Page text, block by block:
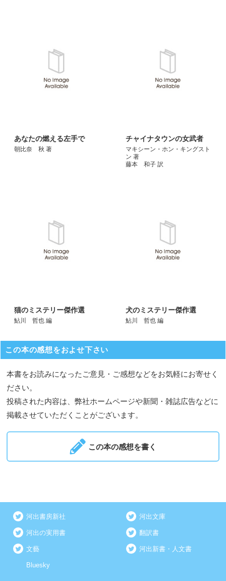
あなたの燃える左手で
朝比奈 秋 著
チャイナタウンの女武者
マキシーン・ホン・キングスト
ン 著
藤本 和子 訳
猫のミステリー傑作選
鮎川 哲也 編
犬のミステリー傑作選
鮎川 哲也 編
この本の感想をおよせ下さい
本書をお読みになったご意見・ご感想などをお気軽にお寄せく
ださい。
投稿された内容は、弊社ホームページや新聞・雑誌広告などに
掲載させていただくことがございます。
この本の感想を書く
河出書房新社 河出文庫
河出の実用書 翻訳書
文藝 河出新書・人文書
Bluesky